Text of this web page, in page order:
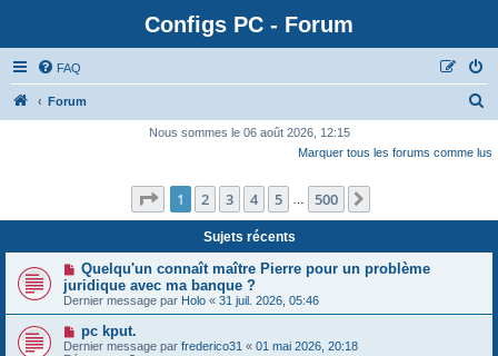
Configs PC - Forum
FAQ
Forum
Nous sommes le 06 août 2026, 12:15
Marquer tous les forums comme lus
Page 1sur500
1 2 3 4 5 500
Sujets récents
Quelqu'un connaît maître Pierre pour un problème
juridique avec ma banque ?
Dernier message par Holo « 31 juil. 2026, 05:46
pc kput.
Dernier message par frederico31 « 01 mai 2026, 20:18